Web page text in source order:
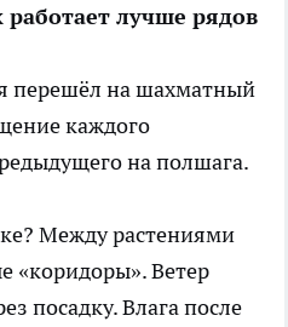
лучше рядов
перешёл на шахматный
каждого
на полшага.
Между растениями
«коридоры». Ветер
посадку. Влага после